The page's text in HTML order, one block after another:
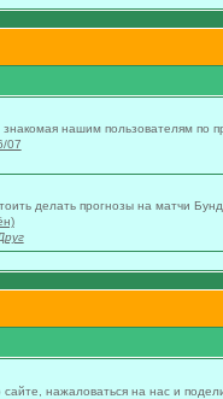
знакомая нашим пользователям по
07
делать прогнозы на матчи
нажаловаться на нас и